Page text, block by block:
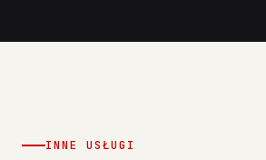
INNE USŁUGI